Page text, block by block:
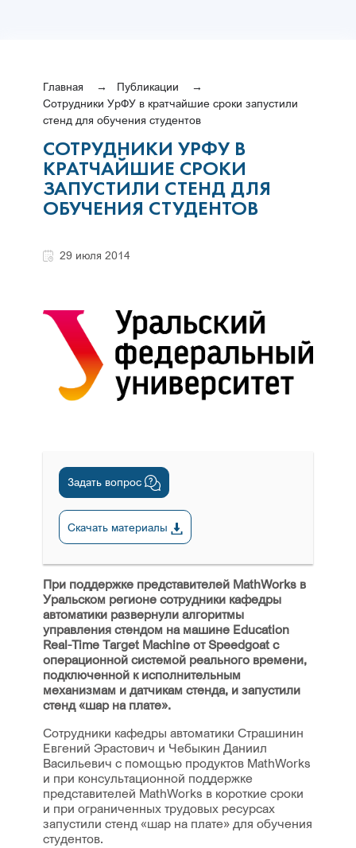
Главная
Публикации
Сотрудники УрФУ в кратчайшие сроки запустили
стенд для обучения студентов
СОТРУДНИКИ УРФУ В
КРАТЧАЙШИЕ СРОКИ
ЗАПУСТИЛИ СТЕНД ДЛЯ
ОБУЧЕНИЯ СТУДЕНТОВ
29 июля 2014
При поддержке представителей MathWorks в
Уральском регионе сотрудники кафедры
автоматики развернули алгоритмы
управления стендом на машине Education
Real-Time Target Machine от Speedgoat с
операционной системой реального времени,
подключенной к исполнительным
механизмам и датчикам стенда, и запустили
стенд «шар на плате».
Сотрудники кафедры автоматики Страшинин
Евгений Эрастович и Чебыкин Даниил
Васильевич с помощью продуктов MathWorks
и при консультационной поддержке
представителей MathWorks в короткие сроки
и при ограниченных трудовых ресурсах
запустили стенд «шар на плате» для обучения
студентов.
Задать вопрос
Скачать материалы